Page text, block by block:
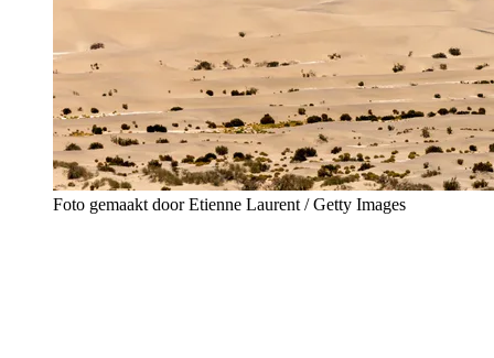
Foto gemaakt door Etienne Laurent / Getty Images